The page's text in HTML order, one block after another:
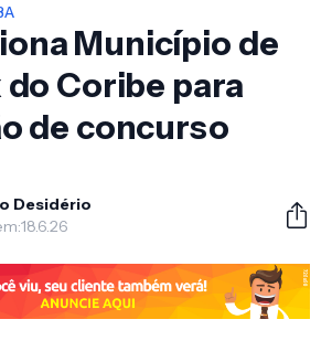
Município de
do Coribe para
de concurso
Desidério
18.6.26